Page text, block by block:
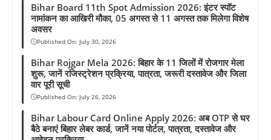
Bihar Board 11th Spot Admission 2026: इंटर स्पॉट
नामांकन का आखिरी मौका, 05 अगस्त से 11 अगस्त तक मिलेगा विशेष
अवसर
Published On: July 30, 2026
Bihar Rojgar Mela 2026: बिहार के 11 जिलों में रोजगार मेला
शुरू, जानें रजिस्ट्रेशन प्रक्रिया, पात्रता, जरूरी दस्तावेज और जिला
वार पूरी सूची
Published On: July 26, 2026
Bihar Labour Card Online Apply 2026: अब OTP से घर
बैठे बनाएं बिहार लेबर कार्ड, जानें नया पोर्टल, पात्रता, दस्तावेज और